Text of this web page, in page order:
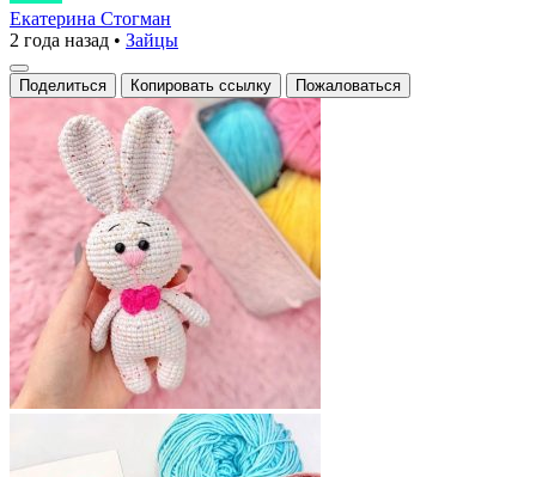
с
сердцем
из
ниток
Екатерина Стогман
2 года назад • Зайцы
Поделиться Копировать ссылку Пожаловаться